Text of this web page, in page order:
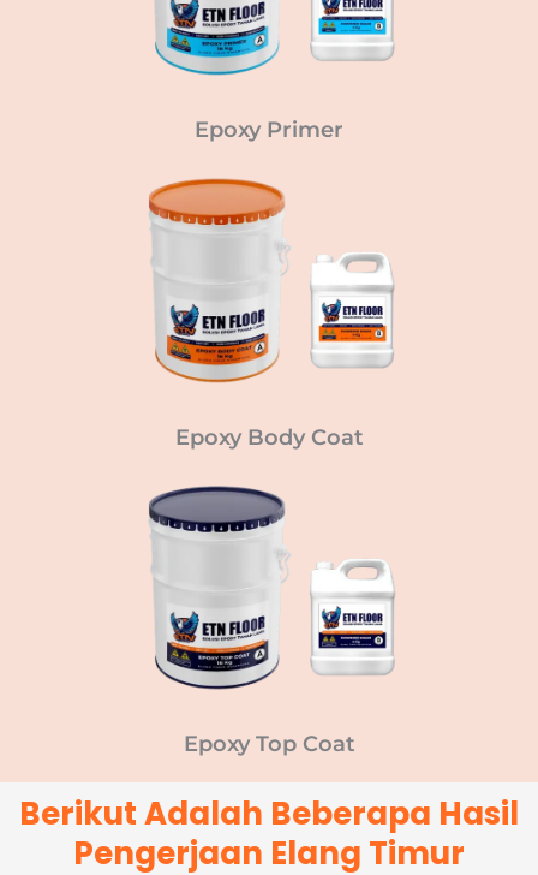
Epoxy Primer
Epoxy Body Coat
Epoxy Top Coat
Berikut Adalah Beberapa Hasil
Pengerjaan Elang Timur